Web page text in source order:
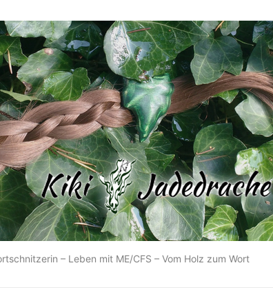
– Leben mit ME/CFS – Vom Holz zum Wort